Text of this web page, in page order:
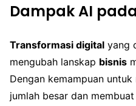
Dampak AI
Transformasi digital yang
mengubah lanskap bisnis
Dengan kemampuan
jumlah besar dan